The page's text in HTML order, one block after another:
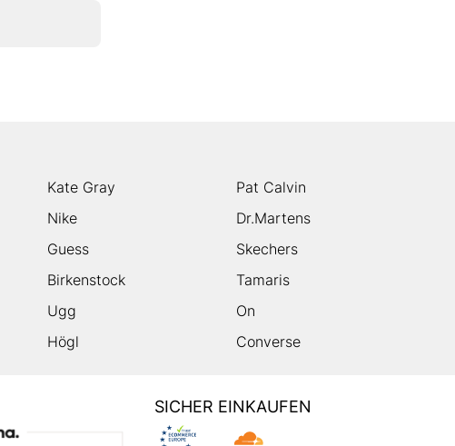
Kate Gray
Pat Calvin
Nike
Dr.Martens
Guess
Skechers
Birkenstock
Tamaris
Ugg
On
Högl Converse
SICHER EINKAUFEN